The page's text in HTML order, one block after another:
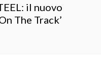
il nuovo
The Track’